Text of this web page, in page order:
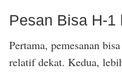
Pesan Bisa H-1
Pertama, pemesanan
relatif dekat. Kedua,